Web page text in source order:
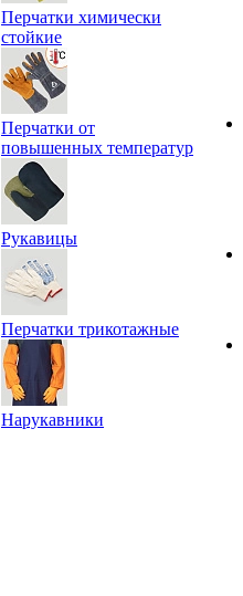
Перчатки химически
стойкие
Перчатки от
повышенных температур
Рукавицы
Перчатки трикотажные
Нарукавники